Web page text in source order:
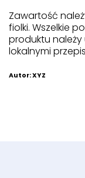
Zawartość
fiolki. Wszelkie
produktu
lokalnymi
Autor: XYZ